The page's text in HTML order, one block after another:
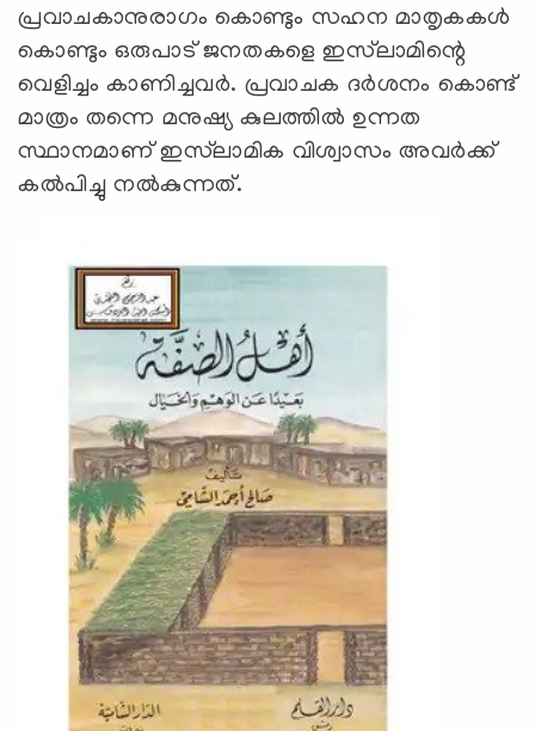
പ്രവാചകാനുരാഗം കൊണ്ടും സഹന മാതൃകകൾ
കൊണ്ടും ഒരുപാട് ജനതകളെ ഇസ്‍ലാമിന്റെ
വെളിച്ചം കാണിച്ചവർ. പ്രവാചക ദർശനം കൊണ്ട്
മാത്രം തന്നെ മനുഷ്യ കുലത്തിൽ ഉന്നത
സ്ഥാനമാണ് ഇസ്‍ലാമിക വിശ്വാസം അവർക്ക്
കൽപിച്ചു നൽകുന്നത്.